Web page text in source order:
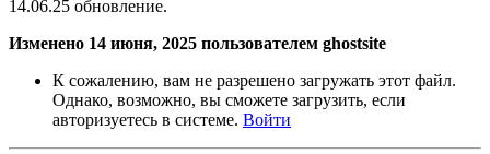
14.06.25 обновление.
Изменено 14 июня, 2025 пользователем ghostsite
К сожалению, вам не разрешено загружать этот файл.
Однако, возможно, вы сможете загрузить, если
авторизуетесь в системе. Войти